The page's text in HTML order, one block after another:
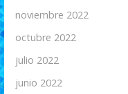
noviembre 2022
octubre 2022
julio 2022
junio 2022